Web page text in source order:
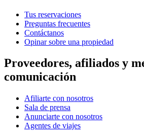
Tus reservaciones
Preguntas frecuentes
Contáctanos
Opinar sobre una propiedad
Proveedores, afiliados y
comunicación
Afiliarte con nosotros
Sala de prensa
Anunciarte con nosotros
Agentes de viajes